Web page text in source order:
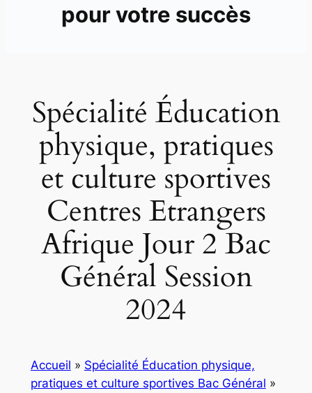
pour votre succès
Spécialité Éducation
physique, pratiques
et culture sportives
Centres Etrangers
Afrique Jour 2 Bac
Général Session
2024
Accueil » Spécialité Éducation physique,
pratiques et culture sportives Bac Général »